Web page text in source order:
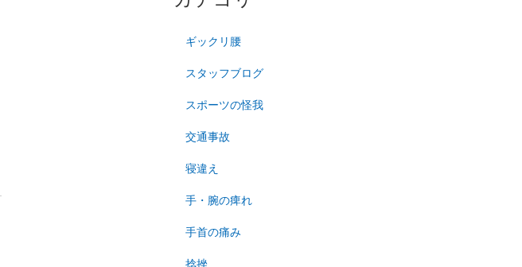
ギックリ腰
スタッフブログ
スポーツの怪我
交通事故
寝違え
手・腕の痺れ
手首の痛み
捻挫